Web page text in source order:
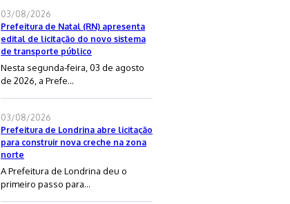
03/08/2026
Prefeitura de Natal (RN) apresenta
edital de licitação do novo sistema
de transporte público
Nesta segunda-feira, 03 de agosto
de 2026, a Prefe...
03/08/2026
Prefeitura de Londrina abre licitação
para construir nova creche na zona
norte
A Prefeitura de Londrina deu o
primeiro passo para...